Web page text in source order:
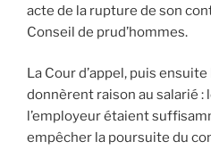
acte de la rupture de son
Conseil de prud’hommes.
La Cour d’appel, puis
donnèrent raison au salarié :
l’employeur étaient
empêcher la poursuite du